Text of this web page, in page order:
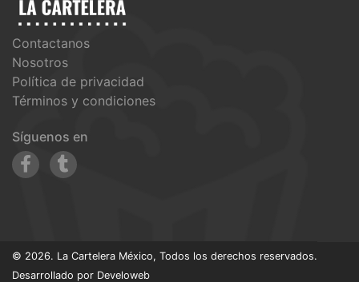
Contactanos
Nosotros
Política de privacidad
Términos y condiciones
Síguenos en
© 2026. La Cartelera México, Todos los derechos reservados.
Desarrollado por Develoweb